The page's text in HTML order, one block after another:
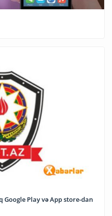
Google Play və App store-dan